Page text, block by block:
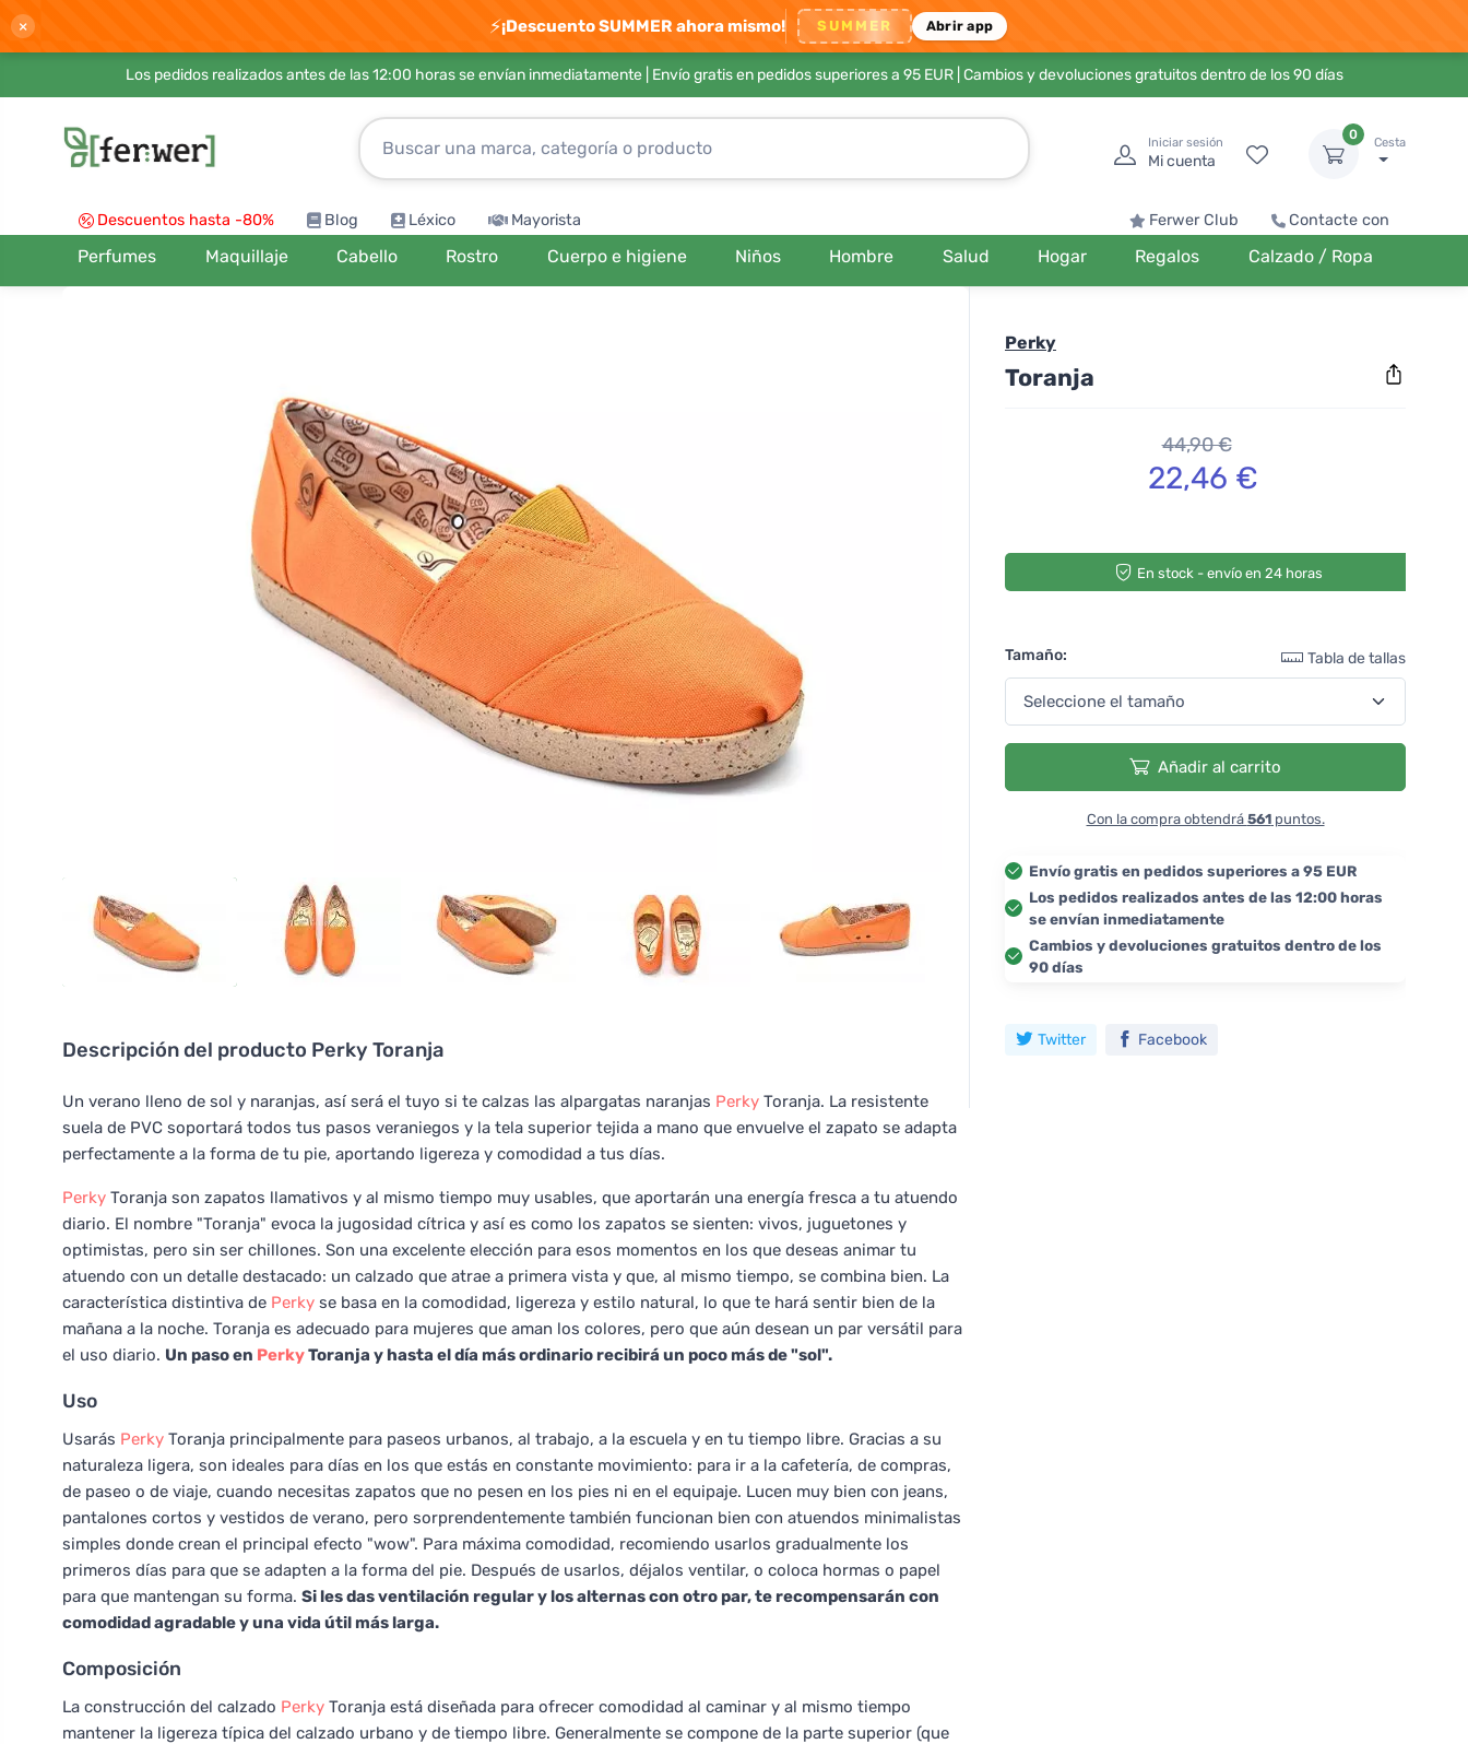
× ⚡¡Descuento SUMMER ahora mismo! SUMMER Abrir app
Los pedidos realizados antes de las 12:00 horas se envían inmediatamente | Envío gratis en pedidos superiores a 95 EUR| Cambios y devoluciones gratuitos dentro de los 90 días
Iniciar sesión
Mi cuenta
0
Cesta
Descuentos hasta -80% Blog Léxico Mayorista Ferwer Club Contacte con
Perfumes Maquillaje Cabello Rostro Cuerpo e higiene Niños Hombre Salud Hogar Regalos Calzado / Ropa
Descripción del producto Perky Toranja
Un verano lleno de sol y naranjas, así será el tuyo si te calzas las alpargatas naranjas Perky Toranja. La resistente
suela de PVC soportará todos tus pasos veraniegos y la tela superior tejida a mano que envuelve el zapato se adapta
perfectamente a la forma de tu pie, aportando ligereza y comodidad a tus días.
Perky Toranja son zapatos llamativos y al mismo tiempo muy usables, que aportarán una energía fresca a tu atuendo
diario. El nombre "Toranja" evoca la jugosidad cítrica y así es como los zapatos se sienten: vivos, juguetones y
optimistas, pero sin ser chillones. Son una excelente elección para esos momentos en los que deseas animar tu
atuendo con un detalle destacado: un calzado que atrae a primera vista y que, al mismo tiempo, se combina bien. La
característica distintiva de Perky se basa en la comodidad, ligereza y estilo natural, lo que te hará sentir bien de la
mañana a la noche. Toranja es adecuado para mujeres que aman los colores, pero que aún desean un par versátil para
el uso diario. Un paso en PerkyToranja y hasta el día más ordinario recibirá un poco más de "sol".
Uso
Usarás Perky Toranja principalmente para paseos urbanos, al trabajo, a la escuela y en tu tiempo libre. Gracias a su
naturaleza ligera, son ideales para días en los que estás en constante movimiento: para ir a la cafetería, de compras,
de paseo o de viaje, cuando necesitas zapatos que no pesen en los pies ni en el equipaje. Lucen muy bien con jeans,
pantalones cortos y vestidos de verano, pero sorprendentemente también funcionan bien con atuendos minimalistas
simples donde crean el principal efecto "wow". Para máxima comodidad, recomiendo usarlos gradualmente los
primeros días para que se adapten a la forma del pie. Después de usarlos, déjalos ventilar, o coloca hormas o papel
para que mantengan su forma. Si les das ventilación regular y los alternas con otro par, te recompensarán con
comodidad agradable y una vida útil más larga.
Composición
La construcción del calzado Perky Toranja está diseñada para ofrecer comodidad al caminar y al mismo tiempo
mantener la ligereza típica del calzado urbano y de tiempo libre. Generalmente se compone de la parte superior (que
Perky
Toranja
44,90 €
22,46 €
En stock - envío en 24 horas
Tamaño: Tabla de tallas
Añadir al carrito
Con la compra obtendrá 561puntos.
Envío gratis en pedidos superiores a 95 EUR
Los pedidos realizados antes de las 12:00 horas
se envían inmediatamente
Cambios y devoluciones gratuitos dentro de los
90 días
Twitter Facebook